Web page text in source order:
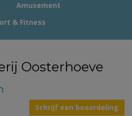
Amusement
& Fitness
Oosterhoeve
Schrijf een beoordeling